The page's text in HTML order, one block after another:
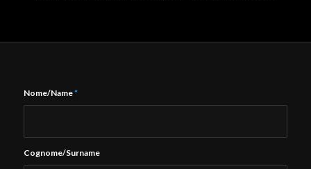
Nome/Name*
Cognome/Surname